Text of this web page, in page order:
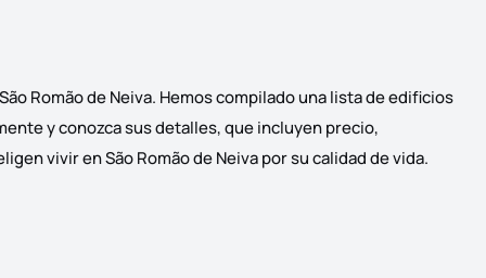
Romão de Neiva. Hemos compilado una lista de edificios
y conozca sus detalles, que incluyen precio,
vivir en São Romão de Neiva por su calidad de vida.